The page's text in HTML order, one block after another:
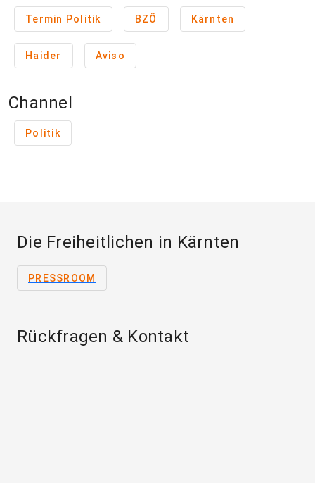
Termin Politik BZÖ Kärnten
Haider Aviso
Channel
Politik
Die Freiheitlichen in Kärnten
PRESSROOM
Rückfragen & Kontakt